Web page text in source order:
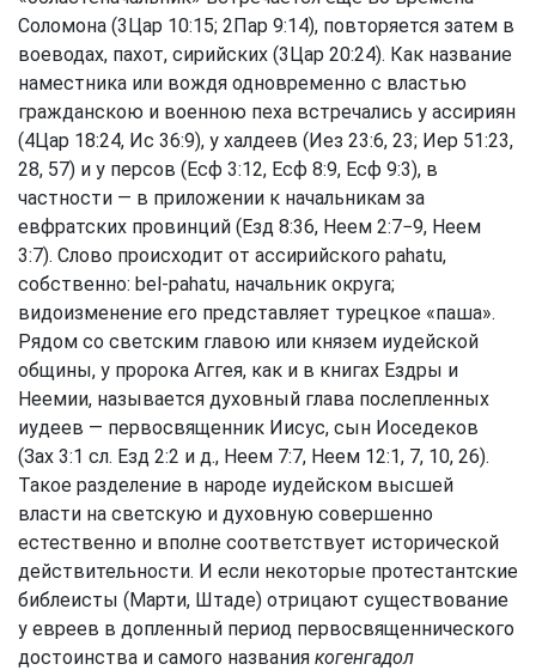
Соломона (3Цар 10:15; 2Пар 9:14), повторяется затем в
воеводах, пахот, сирийских (3Цар 20:24). Как название
наместника или вождя одновременно с властью
гражданскою и военною пеха встречались у ассириян
(4Цар 18:24, Ис 36:9), у халдеев (Иез 23:6, 23; Иер 51:23,
28, 57) и у персов (Есф 3:12, Есф 8:9, Есф 9:3), в
частности — в приложении к начальникам за
евфратских провинций (Езд 8:36, Неем 2:7−9, Неем
3:7). Слово происходит от ассирийского pahatu,
собственно: bel-pahatu, начальник округа;
видоизменение его представляет турецкое «паша».
Рядом со светским главою или князем иудейской
общины, у пророка Аггея, как и в книгах Ездры и
Неемии, называется духовный глава послепленных
иудеев — первосвященник Иисус, сын Иоседеков
(Зах 3:1 сл. Езд 2:2 и д., Неем 7:7, Неем 12:1, 7, 10, 26).
Такое разделение в народе иудейском высшей
власти на светскую и духовную совершенно
естественно и вполне соответствует исторической
действительности. И если некоторые протестантские
библеисты (Марти, Штаде) отрицают существование
у евреев в допленный период первосвященнического
достоинства и самого названия когенгадол